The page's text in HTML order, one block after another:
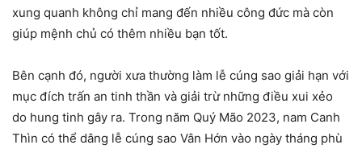
xung quanh không chỉ mang đến nhiều công đức mà còn
giúp mệnh chủ có thêm nhiều bạn tốt.
Bên cạnh đó, người xưa thường làm lễ cúng sao giải hạn với
mục đích trấn an tinh thần và giải trừ những điều xui xẻo
do hung tinh gây ra. Trong năm Quý Mão 2023, nam Canh
Thìn có thể dâng lễ cúng sao Vân Hớn vào ngày tháng phù